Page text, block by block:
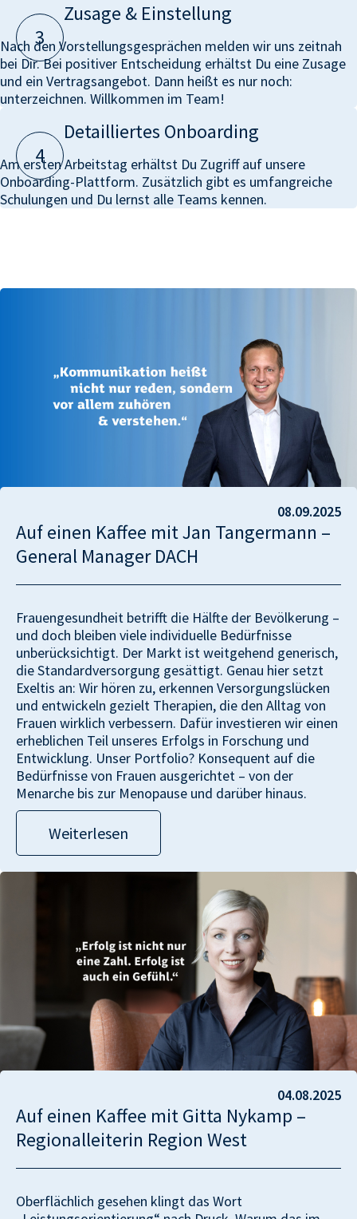
3
Zusage & Einstellung
Nach den Vorstellungsgesprächen melden wir uns zeitnah
bei Dir. Bei positiver Entscheidung erhältst Du eine Zusage
und ein Vertragsangebot. Dann heißt es nur noch:
unterzeichnen. Willkommen im Team!
4
Detailliertes Onboarding
Am ersten Arbeitstag erhältst Du Zugriff auf unsere
Onboarding-Plattform. Zusätzlich gibt es umfangreiche
Schulungen und Du lernst alle Teams kennen.
08.09.2025
Auf einen Kaffee mit Jan Tangermann –
General Manager DACH
Frauengesundheit betrifft die Hälfte der Bevölkerung –
und doch bleiben viele individuelle Bedürfnisse
unberücksichtigt. Der Markt ist weitgehend generisch,
die Standardversorgung gesättigt. Genau hier setzt
Exeltis an: Wir hören zu, erkennen Versorgungslücken
und entwickeln gezielt Therapien, die den Alltag von
Frauen wirklich verbessern. Dafür investieren wir einen
erheblichen Teil unseres Erfolgs in Forschung und
Entwicklung. Unser Portfolio? Konsequent auf die
Bedürfnisse von Frauen ausgerichtet – von der
Menarche bis zur Menopause und darüber hinaus.
Weiterlesen
04.08.2025
Auf einen Kaffee mit Gitta Nykamp –
Regionalleiterin Region West
Oberflächlich gesehen klingt das Wort